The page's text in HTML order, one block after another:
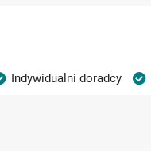
Indywidualni doradcy